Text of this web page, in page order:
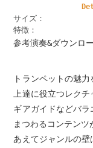
サイズ：
特徴：
参考演奏&ダウンロ
トランペットの魅
上達に役立つレク
ギアガイドなどバ
まつわるコンテン
あえてジャンルの